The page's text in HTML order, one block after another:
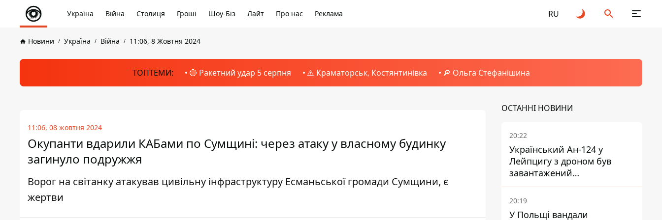
Україна Війна Столиця Гроші Шоу-Біз Лайт Про нас Реклама RU
Новини Україна Війна 11:06, 8 Жовтня 2024
ТОПТЕМИ: 🔴 Ракетний удар 5 серпня ⚠️ Краматорськ, Костянтинівка 🔎 Ольга Стефанішина
11:06, 08 жовтня 2024
Окупанти вдарили КАБами по Сумщині: через атаку у власному будинку
загинуло подружжя
Ворог на світанку атакував цивільну інфраструктуру Есманьської громади Сумщини, є
жертви
ОСТАННІ НОВИНИ
20:22
Український Ан-124 у
Лейпцигу з дроном був
завантажений
боєприпасами
20:19
У Польщі вандали